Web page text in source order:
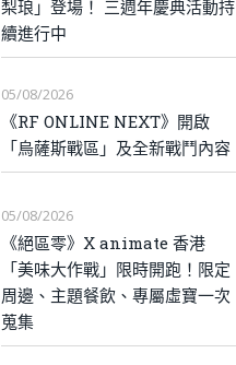
梨琅」登場！ 三週年慶典活動持
續進行中
05/08/2026
《RF ONLINE NEXT》開啟
「烏薩斯戰區」及全新戰鬥內容
05/08/2026
《絕區零》X animate 香港
「美味大作戰」限時開跑！限定
周邊、主題餐飲、專屬虛寶一次
蒐集